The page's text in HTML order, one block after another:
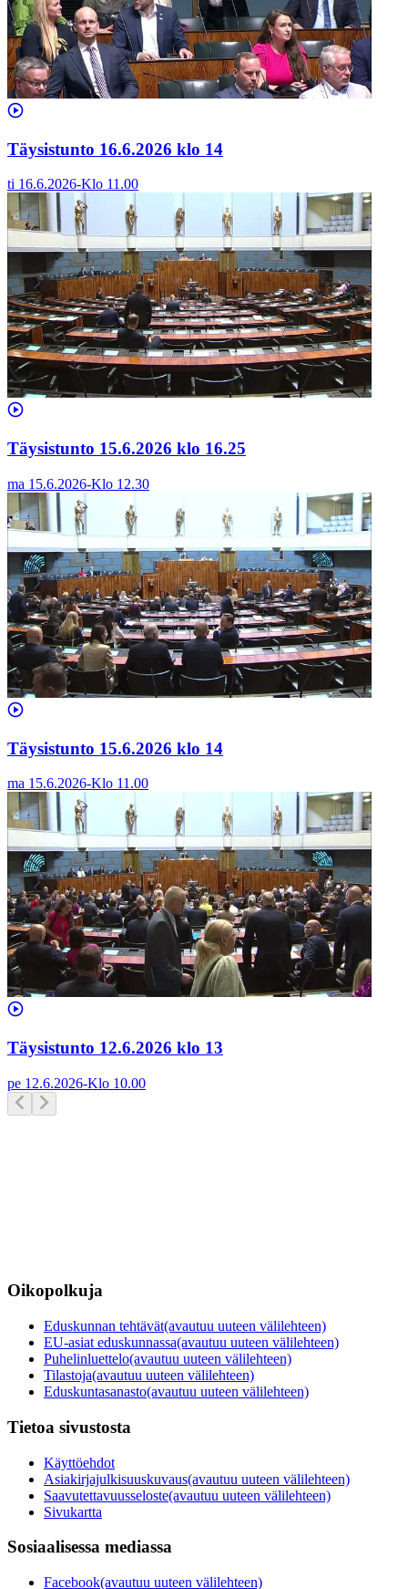
Täysistunto 16.6.2026 klo 14
ti 16.6.2026-Klo 11.00
Täysistunto 15.6.2026 klo 16.25
ma 15.6.2026-Klo 12.30
Täysistunto 15.6.2026 klo 14
ma 15.6.2026-Klo 11.00
Täysistunto 12.6.2026 klo 13
pe 12.6.2026-Klo 10.00
Oikopolkuja
Eduskunnan tehtävät(avautuu uuteen välilehteen)
EU-asiat eduskunnassa(avautuu uuteen välilehteen)
Puhelinluettelo(avautuu uuteen välilehteen)
Tilastoja(avautuu uuteen välilehteen)
Eduskuntasanasto(avautuu uuteen välilehteen)
Tietoa sivustosta
Käyttöehdot
Asiakirjajulkisuuskuvaus(avautuu uuteen välilehteen)
Saavutettavuusseloste(avautuu uuteen välilehteen)
Sivukartta
Sosiaalisessa mediassa
Facebook(avautuu uuteen välilehteen)